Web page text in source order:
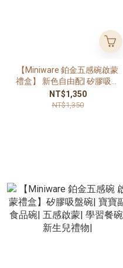
【Miniware 鉑金五感碗啟蒙
禮盒】 新色自由配| 矽膠吸盤
碗| 食品級矽膠| 寶寶碗| 副食
品碗| 學習餐具|
NT$1,350
NT$1,350